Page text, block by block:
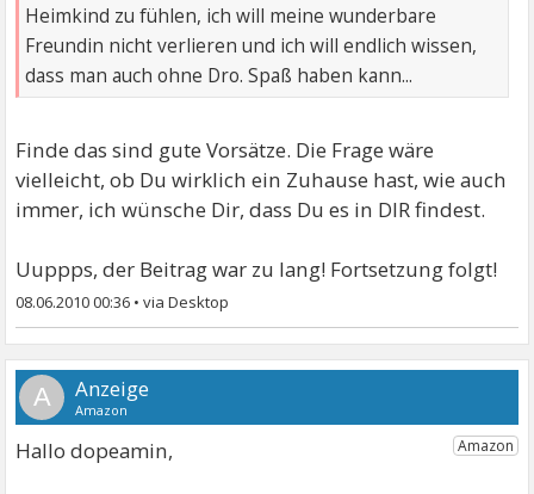
Heimkind zu fühlen, ich will meine wunderbare
Freundin nicht verlieren und ich will endlich wissen,
dass man auch ohne Dro. Spaß haben kann...
Finde das sind gute Vorsätze. Die Frage wäre
vielleicht, ob Du wirklich ein Zuhause hast, wie auch
immer, ich wünsche Dir, dass Du es in DIR findest.
Uuppps, der Beitrag war zu lang! Fortsetzung folgt!
08.06.2010 00:36 •
A
Hallo dopeamin,